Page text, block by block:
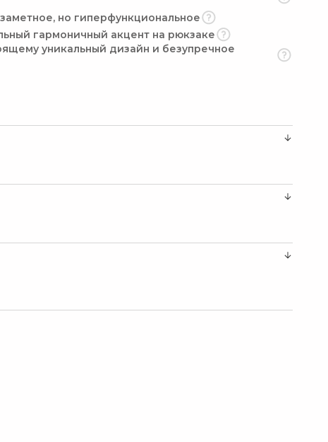
но гиперфункциональное
гармоничный акцент на рюкзаке
уникальный дизайн и безупречное